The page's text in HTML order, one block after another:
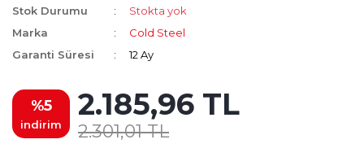
Stok Durumu
Stokta yok
Marka
Cold Steel
Garanti Süresi
12 Ay
%5
indirim
2.185,96 TL
2.301,01 TL